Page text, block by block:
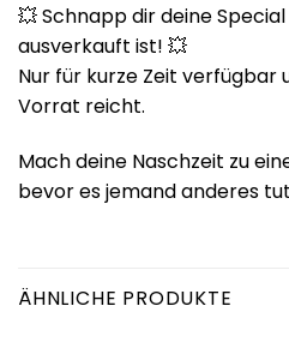
💥 Schnapp dir deine
ausverkauft ist! 💥
Nur für kurze Zeit verfügbar
Vorrat reicht.
Mach deine Naschzeit zu
bevor es jemand anderes
ÄHNLICHE PRODUKTE